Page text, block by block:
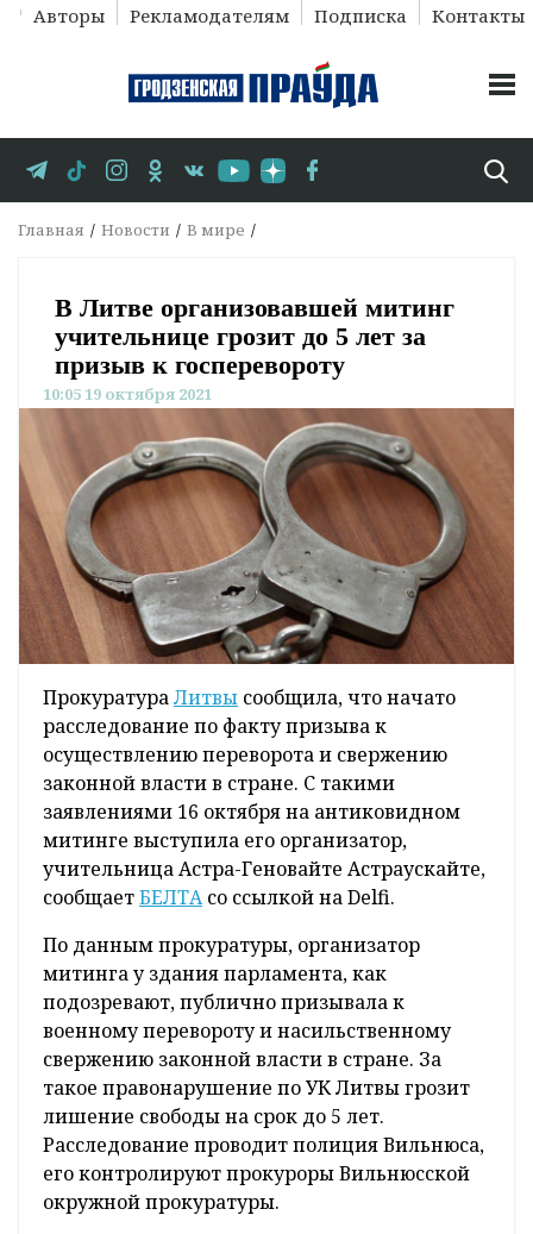
Авторы Рекламодателям Подписка Контакты
Главная Новости В мире
В Литве организовавшей митинг
учительнице грозит до 5 лет за
призыв к госперевороту
10:05 19 октября 2021
ПрокуратураЛитвы сообщила, что начато
расследование по факту призыва к
осуществлению переворота и свержению
законной власти в стране. С такими
заявлениями 16 октября на антиковидном
митинге выступила его организатор,
учительница Астра-Геновайте Астраускайте,
сообщаетБЕЛТАсо ссылкой на Delfi.
По данным прокуратуры, организатор
митинга у здания парламента, как
подозревают, публично призывала к
военному перевороту и насильственному
свержению законной власти в стране. За
такое правонарушение по УК Литвы грозит
лишение свободы на срок до 5 лет.
Расследование проводит полиция Вильнюса,
его контролируют прокуроры Вильнюсской
окружной прокуратуры.